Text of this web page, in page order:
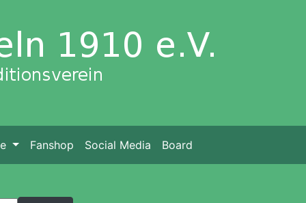
Fanshop Social Media Board